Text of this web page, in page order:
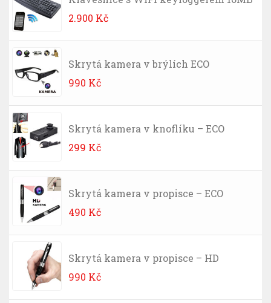
2.900 Kč
Skrytá kamera v brýlích ECO
990 Kč
Skrytá kamera v knoflíku – ECO
299 Kč
Skrytá kamera v propisce – ECO
490 Kč
Skrytá kamera v propisce – HD
990 Kč